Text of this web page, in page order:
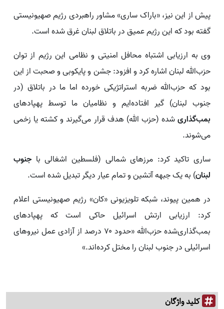
پیش از این نیز، «باراک ساری» مشاور راهبردی رژیم صهیونیستی
گفته بود که این رژیم عمیق در باتلاق لبنان غرق شده است.
وی به ارزیابی اشتباه محافل امنیتی و نظامی این رژیم از توان
حزب‌الله لبنان اشاره کرد و افزود: ️جشن و پایکوبی و صحبت از این
بود که حزب‌الله ضربه استراتژیکی خورده اما ما در باتلاق (در
جنوب لبنان) گیر افتاده‌ایم و نظامیان ما توسط پهپادهای
بمب‌گذاریشده (حزب الله) هدف قرار می‌گیرند و کشته یا زخمی
می‌شوند.
ساری تاکید کرد: مرزهای شمالی (فلسطین اشغالی با جنوب
لبنان) به یک جبهه آتشین و تمام عیار دیگر تبدیل شده است.
در همین پیوند، شبکه تلویزیونی «کان» رژیم صهیونیستی اعلام
کرد: ارزیابی ارتش اسرائیل حاکی است که پهپادهای
بمب‌گذاری‌شده حزب‌الله «حدود ۷۰ درصد از آزادی عمل نیروهای
اسرائیلی در جنوب لبنان را مختل کرده‌اند.»
کلید واژگان